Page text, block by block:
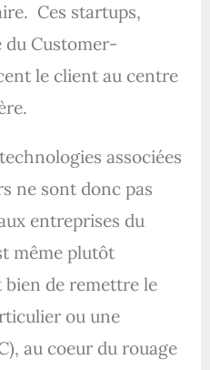
Ces startups,
du Customer-
le client au centre
associées
ne sont donc pas
entreprises du
même plutôt
bien de remettre le
ou une
au coeur du rouage